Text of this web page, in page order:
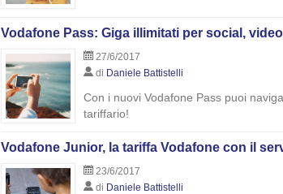
Vodafone Pass: Giga illimitati per social,
27/6/2017
di Daniele Battistelli
Con i nuovi Vodafone Pass puoi
tariffario!
Vodafone Junior, la tariffa Vodafone con il
23/6/2017
di Daniele Battistelli